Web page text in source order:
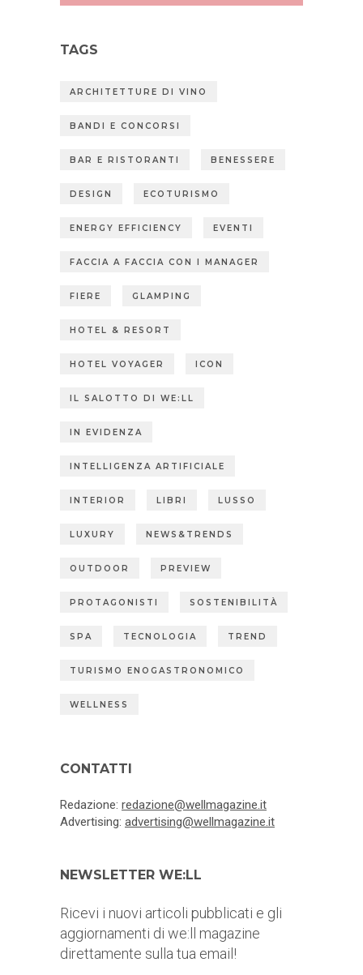
TAGS
ARCHITETTURE DI VINO
BANDI E CONCORSI
BAR E RISTORANTI BENESSERE
DESIGN ECOTURISMO
ENERGY EFFICIENCY EVENTI
FACCIA A FACCIA CON I MANAGER
FIERE GLAMPING
HOTEL & RESORT
HOTEL VOYAGER ICON
IL SALOTTO DI WE:LL
IN EVIDENZA
INTELLIGENZA ARTIFICIALE
INTERIOR LIBRI LUSSO
LUXURY NEWS&TRENDS
OUTDOOR PREVIEW
PROTAGONISTI SOSTENIBILITÀ
SPA TECNOLOGIA TREND
TURISMO ENOGASTRONOMICO
WELLNESS
CONTATTI
Redazione: redazione@wellmagazine.it
Advertising: advertising@wellmagazine.it
NEWSLETTER WE:LL
Ricevi i nuovi articoli pubblicati e gli
aggiornamenti di we:ll magazine
direttamente sulla tua email!